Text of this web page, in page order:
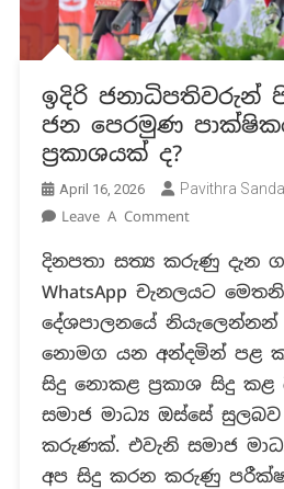
ඉදිරි ජනාධිපතිවරුන්
ජන පෙරමුණ
ප්‍රකාශයක් ද?
April 16, 2026 Pavithra
Leave A CommentOn
පිළිබඳ
පොදු
ජන
පෙරමුණ
ප්‍රකාශයක්
ද?
දිනපතා සත්‍ය කරුණු දැන
WhatsApp චැනලයට
දේශපාලනයේ
නොමග යන අන්දමින් පළ
සිදු නොකළ ප්‍රකාශ සිදු කළ
සමාජ මාධ්‍ය ඔස්සේ
කරුණක්. එවැනි සමාජ
අප සිදු කරන කරුණු